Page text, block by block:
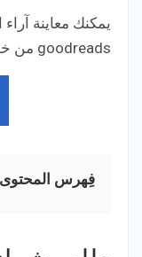
يمكنك معاينة
goodreads من خلال الضغط على الرابط التالي
فِهرس المحتوى